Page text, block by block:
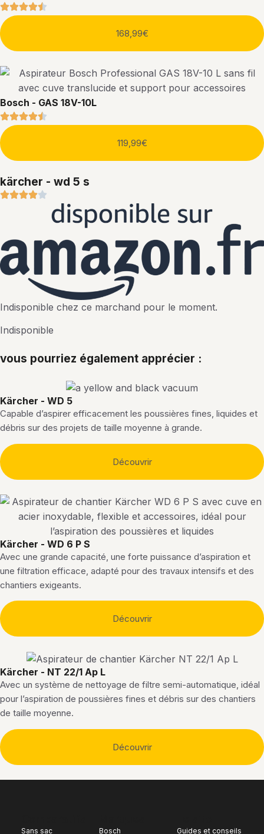
168,99€
Bosch - GAS 18V-10L
119,99€
kärcher - wd 5 s
Indisponible chez ce marchand pour le moment.
Indisponible
vous pourriez également apprécier :
Kärcher - WD 5
Capable d’aspirer efficacement les poussières fines, liquides et
débris sur des projets de taille moyenne à grande.
Découvrir
Kärcher - WD 6 P S
Avec une grande capacité, une forte puissance d’aspiration et
une filtration efficace, adapté pour des travaux intensifs et des
chantiers exigeants.
Découvrir
Kärcher - NT 22/1 Ap L
Avec un système de nettoyage de filtre semi-automatique, idéal
pour l’aspiration de poussières fines et débris sur des chantiers
de taille moyenne.
Découvrir
Sans sac Bosch Guides et conseils